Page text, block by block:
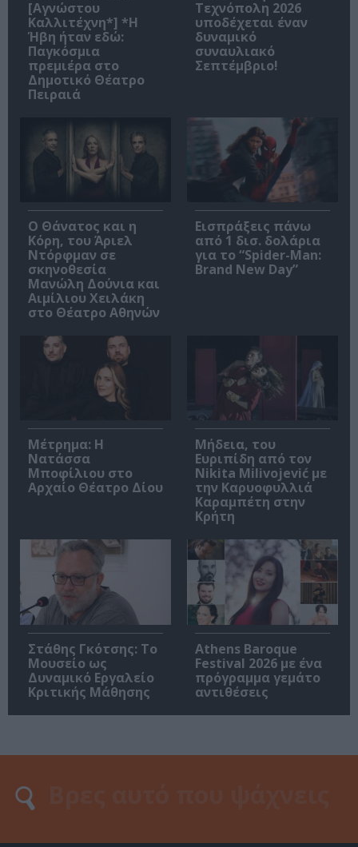
[Αγνώστου
Καλλιτέχνη*] *Η
Ήβη ήταν εδώ:
Παγκόσμια
πρεμιέρα στο
Δημοτικό Θέατρο
Πειραιά
Τεχνόπολη 2026
υποδέχεται έναν
δυναμικό
συναυλιακό
Σεπτέμβριο!
Ο Θάνατος και η
Κόρη, του Άριελ
Ντόρφμαν σε
σκηνοθεσία
Μανώλη Δούνια και
Αιμίλιου Χειλάκη
στο Θέατρο Αθηνών
Εισπράξεις πάνω
από 1 δισ. δολάρια
για το “Spider-Man:
Brand New Day”
Μέτρημα: Η
Νατάσσα
Μποφίλιου στο
Αρχαίο Θέατρο Δίου
Μήδεια, του
Ευριπίδη από τον
Nikita Milivojević με
την Καρυοφυλλιά
Καραμπέτη στην
Κρήτη
Στάθης Γκότσης: Το
Μουσείο ως
Δυναμικό Εργαλείο
Κριτικής Μάθησης
Athens Baroque
Festival 2026 με ένα
πρόγραμμα γεμάτο
αντιθέσεις